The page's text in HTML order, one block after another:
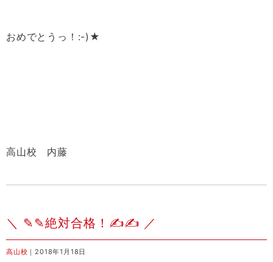
おめでとうっ！:-)★
高山校 内藤
＼ ✎✎絶対合格！✍✍ ／
高山校 ｜2018年1月18日